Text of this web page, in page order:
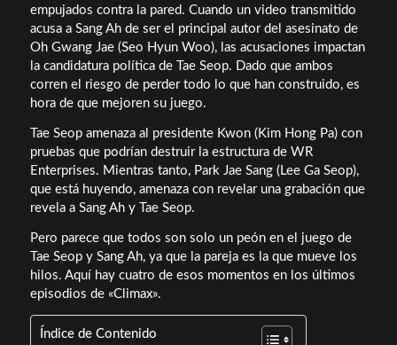
empujados contra la pared. Cuando un video transmitido
acusa a Sang Ah de ser el principal autor del asesinato de
Oh Gwang Jae (Seo Hyun Woo), las acusaciones impactan
la candidatura política de Tae Seop. Dado que ambos
corren el riesgo de perder todo lo que han construido, es
hora de que mejoren su juego.
Tae Seop amenaza al presidente Kwon (Kim Hong Pa) con
pruebas que podrían destruir la estructura de WR
Enterprises. Mientras tanto, Park Jae Sang (Lee Ga Seop),
que está huyendo, amenaza con revelar una grabación que
revela a Sang Ah y Tae Seop.
Pero parece que todos son solo un peón en el juego de
Tae Seop y Sang Ah, ya que la pareja es la que mueve los
hilos. Aquí hay cuatro de esos momentos en los últimos
episodios de «Climax».
Índice de Contenido